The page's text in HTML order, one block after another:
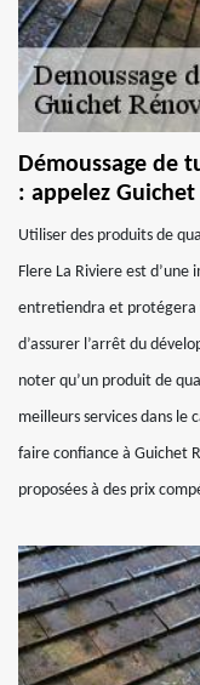
Démoussage de
: appelez Guichet
Utiliser des produits de
Flere La Riviere est
entretiendra et protégera
d’assurer l’arrêt du
noter qu’un produit de
meilleurs services dans le
faire confiance à Guichet
proposées à des prix